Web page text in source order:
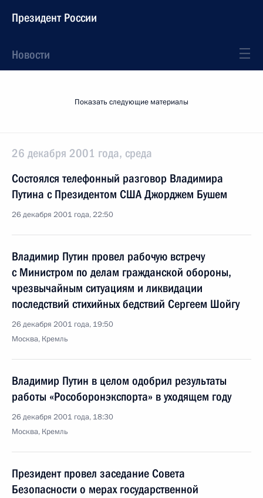
Президент России
Новости
Показать следующие материалы
26 декабря 2001 года, среда
Состоялся телефонный разговор Владимира
Путина с Президентом США Джорджем Бушем
26 декабря 2001 года, 22:50
Владимир Путин провел рабочую встречу
с Министром по делам гражданской обороны,
чрезвычайным ситуациям и ликвидации
последствий стихийных бедствий Сергеем Шойгу
26 декабря 2001 года, 19:50
Москва, Кремль
Владимир Путин в целом одобрил результаты
работы «Рособоронэкспорта» в уходящем году
26 декабря 2001 года, 18:30
Москва, Кремль
Президент провел заседание Совета
Безопасности о мерах государственной